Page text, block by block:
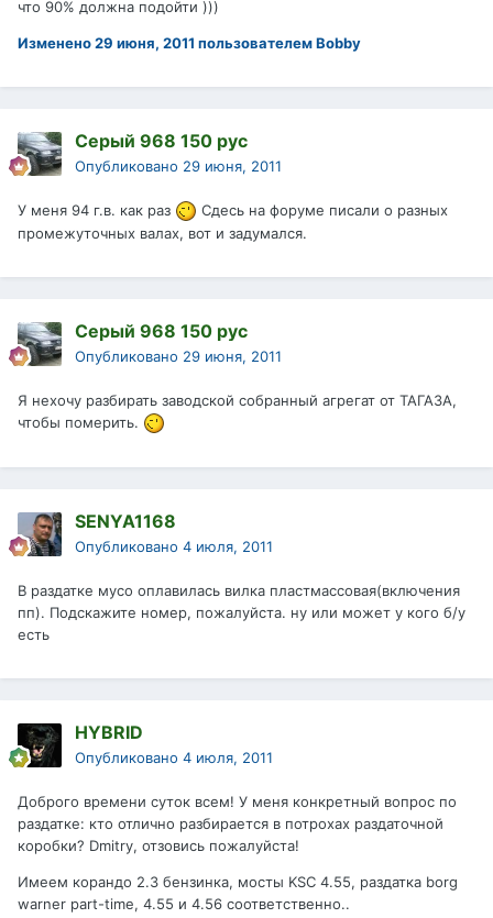
что 90% должна подойти )))
Изменено29 июня, 2011 пользователем Bobby
Серый 968 150 рус
Опубликовано 29 июня, 2011
У меня 94 г.в. как раз
Сдесь на форуме писали о разных
промежуточных валах, вот и задумался.
Серый 968 150 рус
Опубликовано 29 июня, 2011
Я нехочу разбирать заводской собранный агрегат от ТАГАЗА,
чтобы померить.
SENYA1168
Опубликовано 4 июля, 2011
В раздатке мусо оплавилась вилка пластмассовая(включения
пп). Подскажите номер, пожалуйста. ну или может у кого б/у
есть
HYBRID
Опубликовано 4 июля, 2011
Доброго времени суток всем! У меня конкретный вопрос по
раздатке: кто отлично разбирается в потрохах раздаточной
коробки? Dmitry, отзовись пожалуйста!
Имеем корандо 2.3 бензинка, мосты KSC 4.55, раздатка borg
warner part-time, 4.55 и 4.56 соответственно..